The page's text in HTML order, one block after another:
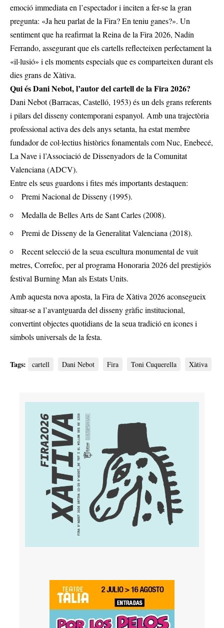
emoció immediata en l’espectador i inciten a fer-se la gran
pregunta: «Ja heu parlat de la Fira? En teniu ganes?». Un
sentiment que ha reafirmat la Reina de la Fira 2026, Nadín
Ferrando, assegurant que els cartells reflecteixen perfectament la
«il·lusió» i els moments especials que es comparteixen durant els
dies grans de Xàtiva.
Qui és Dani Nebot, l’autor del cartell de la Fira 2026?
Dani Nebot (Barracas, Castelló, 1953) és un dels grans referents
i pilars del disseny contemporani espanyol. Amb una trajectòria
professional activa des dels anys setanta, ha estat membre
fundador de col·lectius històrics fonamentals com Nuc, Enebecé,
La Nave i l’Associació de Dissenyadors de la Comunitat
Valenciana (ADCV).
Entre els seus guardons i fites més importants destaquen:
Premi Nacional de Disseny (1995).
Medalla de Belles Arts de Sant Carles (2008).
Premi de Disseny de la Generalitat Valenciana (2018).
Recent selecció de la seua escultura monumental de vuit
metres, Correfoc, per al programa Honoraria 2026 del prestigiós
festival Burning Man als Estats Units.
Amb aquesta nova aposta, la Fira de Xàtiva 2026 aconsegueix
situar-se a l’avantguarda del disseny gràfic institucional,
convertint objectes quotidians de la seua tradició en icones i
símbols universals de la festa.
Tags: cartell Dani Nebot Fira Toni Cuquerella Xàtiva